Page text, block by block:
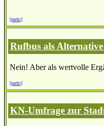
[mehr]
Rufbus als
Nein! Aber als wertvolle
[mehr]
KN-Umfrage zur